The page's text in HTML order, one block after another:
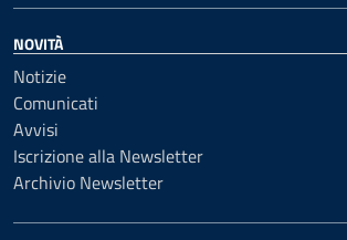
NOVITÀ
Notizie
Comunicati
Avvisi
Iscrizione alla Newsletter
Archivio Newsletter